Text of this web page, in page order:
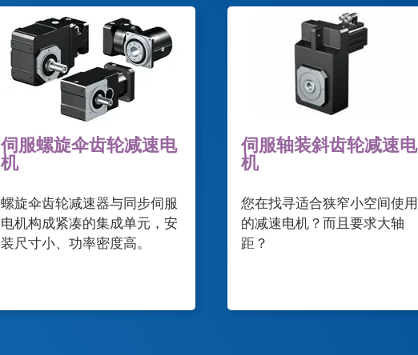
伺服螺旋伞齿轮减速电
机
螺旋伞齿轮减速器与同步伺服
电机构成紧凑的集成单元，安
装尺寸小、功率密度高。
伺服轴装斜齿轮减速电
机
您在找寻适合狭窄小空间使用
的减速电机？而且要求大轴
距？